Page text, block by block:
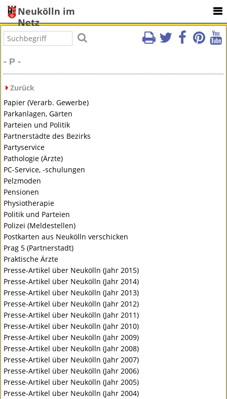
Neukölln im
Netz
- P -
Zurück
Papier (Verarb. Gewerbe)
Parkanlagen, Gärten
Parteien und Politik
Partnerstädte des Bezirks
Partyservice
Pathologie (Ärzte)
PC-Service, -schulungen
Pelzmoden
Pensionen
Physiotherapie
Politik und Parteien
Polizei (Meldestellen)
Postkarten aus Neukölln verschicken
Prag 5 (Partnerstadt)
Praktische Ärzte
Presse-Artikel über Neukölln (Jahr 2015)
Presse-Artikel über Neukölln (Jahr 2014)
Presse-Artikel über Neukölln (Jahr 2013)
Presse-Artikel über Neukölln (Jahr 2012)
Presse-Artikel über Neukölln (Jahr 2011)
Presse-Artikel über Neukölln (Jahr 2010)
Presse-Artikel über Neukölln (Jahr 2009)
Presse-Artikel über Neukölln (Jahr 2008)
Presse-Artikel über Neukölln (Jahr 2007)
Presse-Artikel über Neukölln (Jahr 2006)
Presse-Artikel über Neukölln (Jahr 2005)
Presse-Artikel über Neukölln (Jahr 2004)